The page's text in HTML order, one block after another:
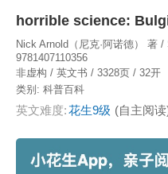
horrible science:
Nick Arnold（尼克·阿诺德） 著
9781407110356
非虚构 / 英文书 / 3328页 / 32开
类别: 科普百科
英文难度:花生9级 (自主阅读